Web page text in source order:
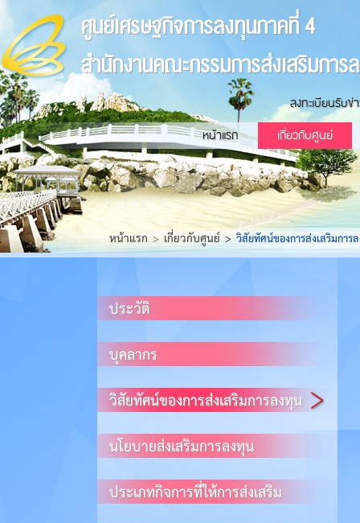
ศูนย์เศรษฐกิจการลงทุนภาคที่ 4
สำนักงานคณะกรรมการส่งเสริมการ
ลงทะเบียนรับข่
หน้าแรก
เกี่ยวกับศูนย์
หน้าแรก เกี่ยวกับศูนย์ วิสัยทัศน์ของการส่งเสริมการ
ประวัติ
บุคลากร
วิสัยทัศน์ของการส่งเสริมการลงทุน
นโยบายส่งเสริมการลงทุน
ประเภทกิจการที่ให้การส่งเสริม